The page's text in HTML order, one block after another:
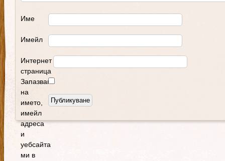
Име
Имейл
Интернет
страница
Запазване
на
името,
имейл
адреса
и
уебсайта
ми в